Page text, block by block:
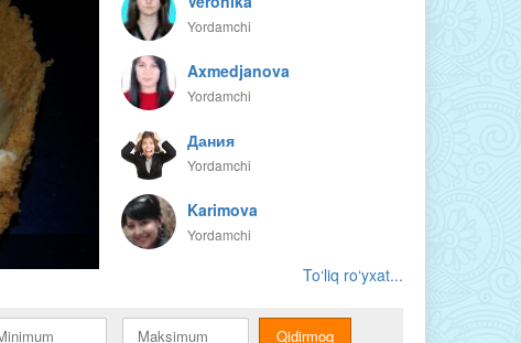
Yordamchi
Axmedjanova
Yordamchi
Дания
Yordamchi
Karimova
Yordamchi
To‘liq ro‘yxat...